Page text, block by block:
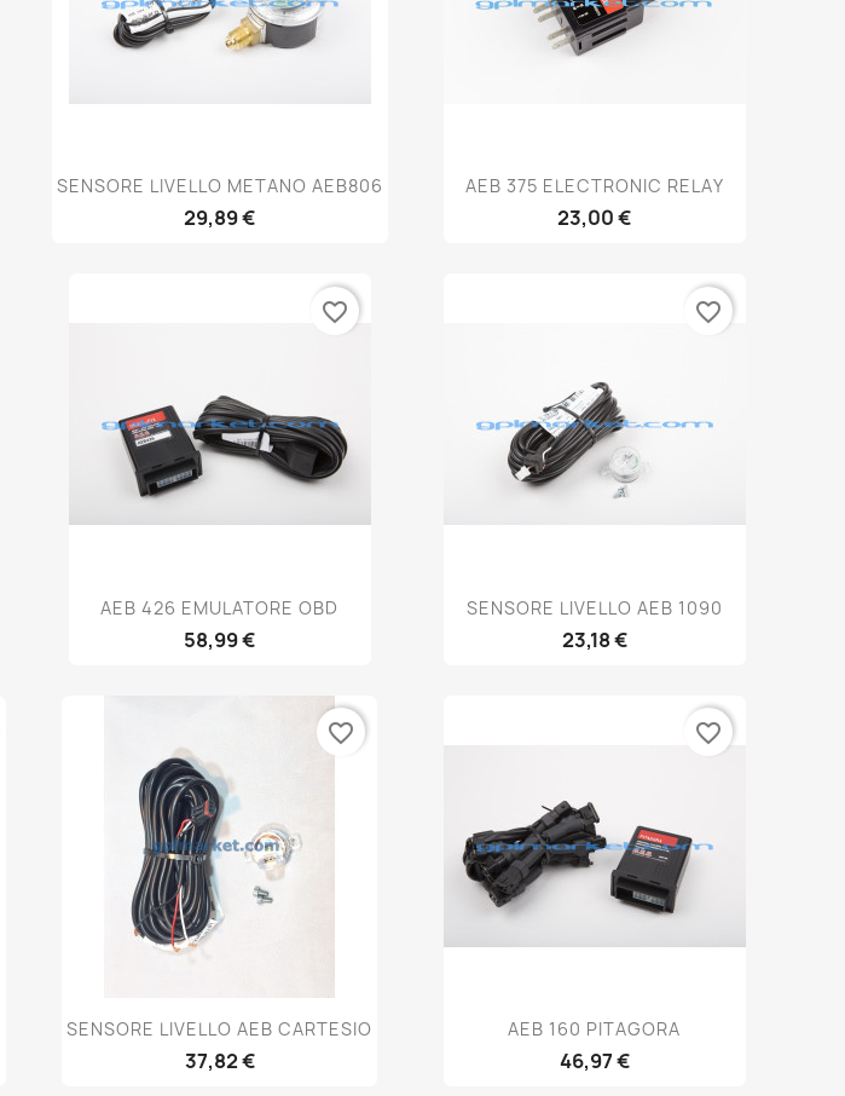
Anteprima
SENSORE LIVELLO METANO AEB806
29,89 €
Anteprima
AEB 375 ELECTRONIC RELAY
23,00 €
 Anteprima
AEB 426 EMULATORE OBD
58,99 €
favorite_border
Anteprima
SENSORE LIVELLO AEB 1090
23,18 €
favorite_border
Anteprima
SENSORE LIVELLO AEB CARTESIO
37,82 €
favorite_border
Anteprima
AEB 160 PITAGORA
46,97 €
favorite_border